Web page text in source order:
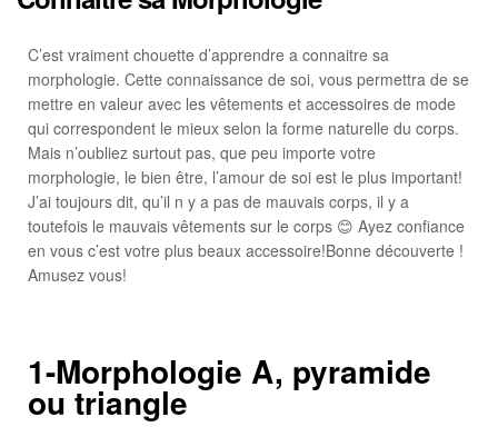
C’est vraiment chouette d’apprendre a connaitre sa
morphologie. Cette connaissance de soi, vous permettra de se
mettre en valeur avec les vêtements et accessoires de mode
qui correspondent le mieux selon la forme naturelle du corps.
Mais n’oubliez surtout pas, que peu importe votre
morphologie, le bien être, l’amour de soi est le plus important!
J’ai toujours dit, qu’il n y a pas de mauvais corps, il y a
toutefois le mauvais vêtements sur le corps 😊 Ayez confiance
en vous c’est votre plus beaux accessoire!Bonne découverte !
Amusez vous!
1-Morphologie A, pyramide
ou triangle